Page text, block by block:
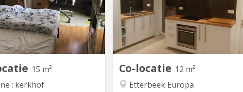
15 m²
: kerkhof
1050 Ixelles Private rooms in
shared apartment with 2 other
students. Ideal for student or
✔️ Bright room with central
double glazing, parquet
flooring ✔️ Fully equipped...
Co-locatie 12 m²
Etterbeek Europa
(avec vue sur un parc à l'arrière) -à
800m de la gare Schuman -à 800m de
Marie-Haps -à 300m de Ecsedi-Isalt
*Composition : salle de séjour +
cuisine américaine (équipée) + salle de
bain + Salle de douche *Spécificités :